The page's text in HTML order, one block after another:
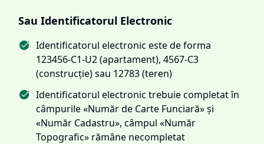
Sau Identificatorul Electronic
Identificatorul electronic este de forma
123456-C1-U2 (apartament), 4567-C3
(construcție) sau 12783 (teren)
Identificatorul electronic trebuie completat în
câmpurile «Număr de Carte Funciară» și
«Număr Cadastru», câmpul «Număr
Topografic» rămâne necompletat